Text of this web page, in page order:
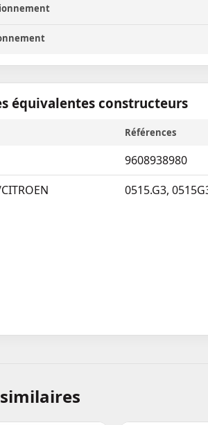
équivalentes constructeurs
Références
9608938980
0515.G3,